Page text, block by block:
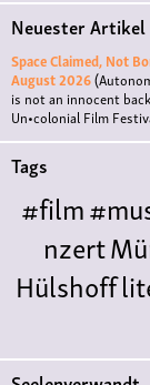
Neuester Artikel
Space Claimed, Not
August 2026
is not an innocent
Un•colonial Film
Tags
#film
nzert
Hülshoff
Literature